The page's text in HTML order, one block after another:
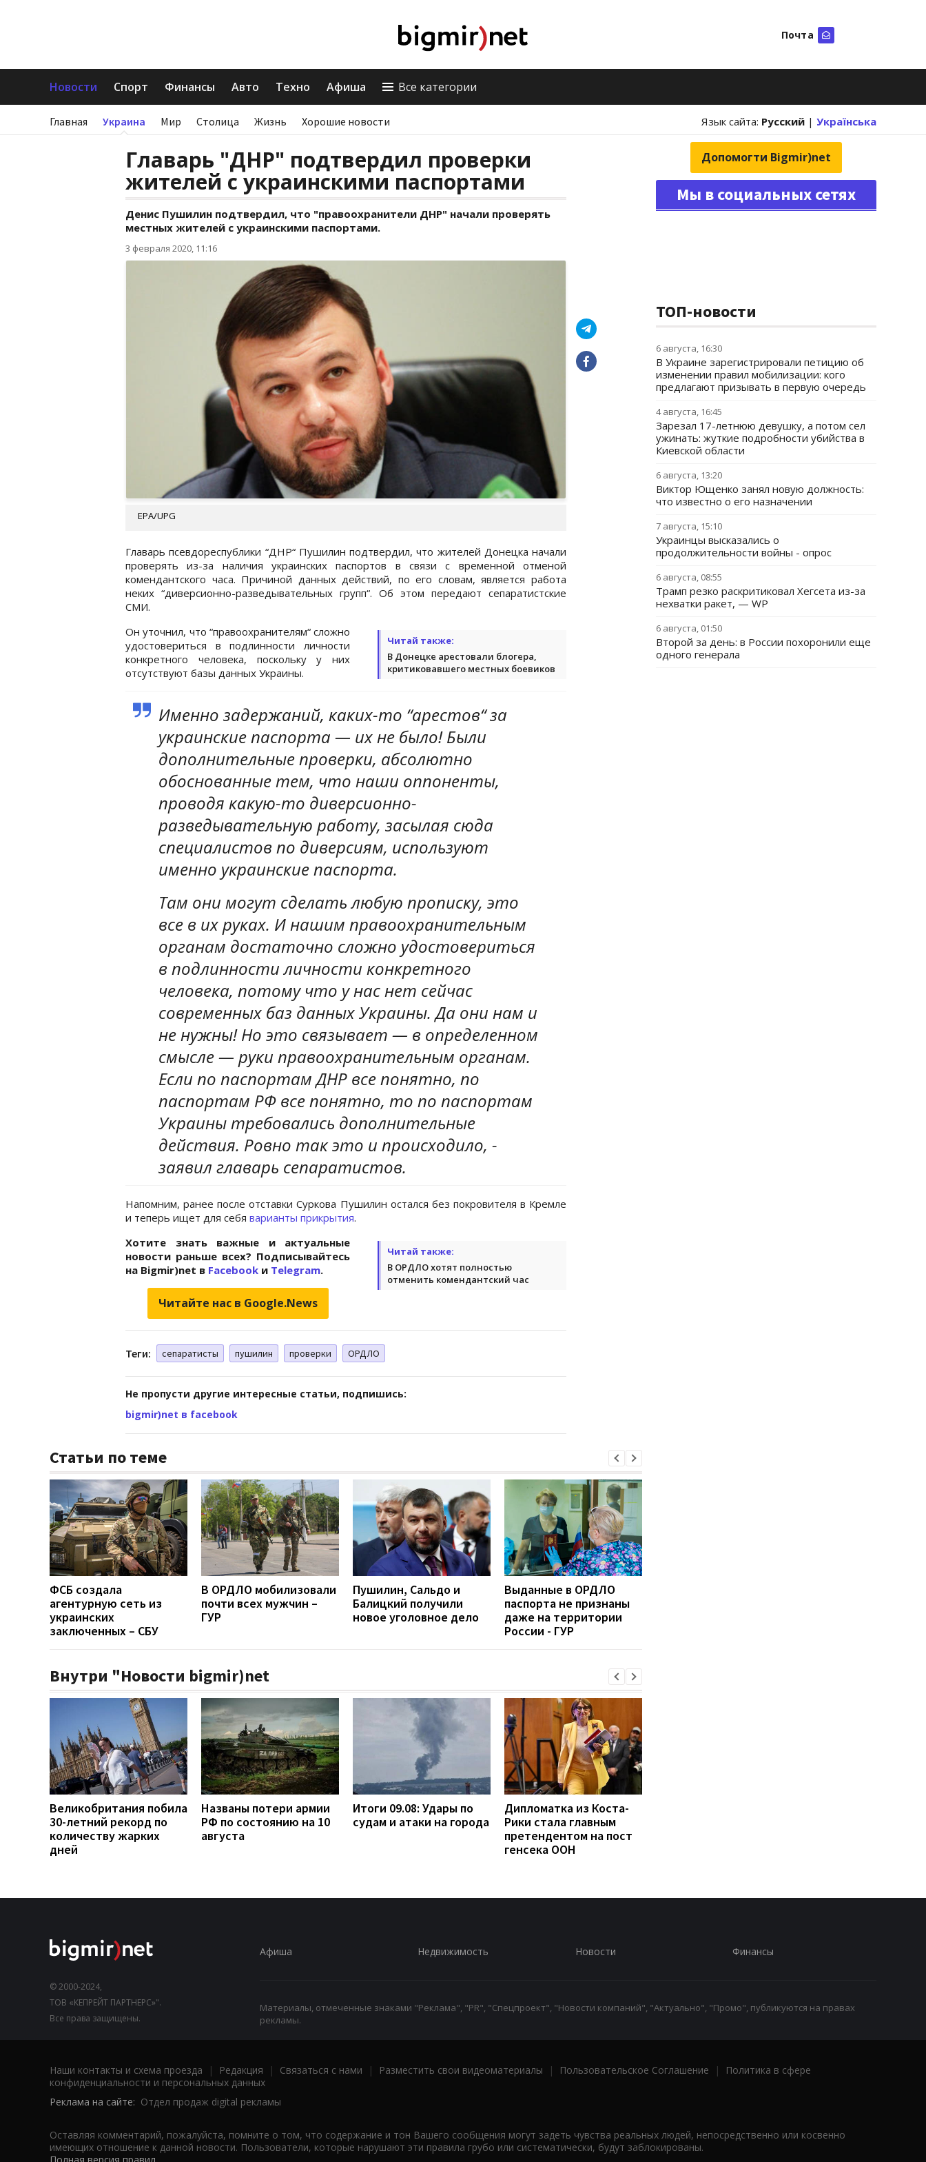
Почта
Новости Спорт Финансы Авто Техно Афиша Все категории
Главная Украина Мир Столица Жизнь Хорошие новости Язык сайта: Русский | Українська
Главарь "ДНР" подтвердил проверки
жителей с украинскими паспортами
Денис Пушилин подтвердил, что "правоохранители ДНР" начали проверять
местных жителей с украинскими паспортами.
3 февраля 2020, 11:16
EPA/UPG
Главарь псевдореспублики “ДНР“ Пушилин подтвердил, что жителей Донецка начали
проверять из-за наличия украинских паспортов в связи с временной отменой
комендантского часа. Причиной данных действий, по его словам, является работа
неких “диверсионно-разведывательных групп“. Об этом передают сепаратистские
СМИ.
Читай также:
В Донецке арестовали блогера,
критиковавшего местных боевиков
Он уточнил, что “правоохранителям“ сложно
удостовериться в подлинности личности
конкретного человека, поскольку у них
отсутствуют базы данных Украины.
Именно задержаний, каких-то “арестов“ за
украинские паспорта — их не было! Были
дополнительные проверки, абсолютно
обоснованные тем, что наши оппоненты,
проводя какую-то диверсионно-
разведывательную работу, засылая сюда
специалистов по диверсиям, используют
именно украинские паспорта.
Там они могут сделать любую прописку, это
все в их руках. И нашим правоохранительным
органам достаточно сложно удостовериться
в подлинности личности конкретного
человека, потому что у нас нет сейчас
современных баз данных Украины. Да они нам и
не нужны! Но это связывает — в определенном
смысле — руки правоохранительным органам.
Если по паспортам ДНР все понятно, по
паспортам РФ все понятно, то по паспортам
Украины требовались дополнительные
действия. Ровно так это и происходило, -
заявил главарь сепаратистов.
Напомним, ранее после отставки Суркова Пушилин остался без покровителя в Кремле
и теперь ищет для себя варианты прикрытия.
Читай также:
В ОРДЛО хотят полностью
отменить комендантский час
Хотите знать важные и актуальные
новости раньше всех? Подписывайтесь
на Bigmir)net в Facebook и Telegram.
Читайте нас в Google.News
Теги: сепаратисты пушилин проверки ОРДЛО
Не пропусти другие интересные статьи, подпишись:
bigmir)net в facebook
Статьи по теме
ФСБ создала
агентурную сеть из
украинских
заключенных – СБУ
В ОРДЛО мобилизовали
почти всех мужчин –
ГУР
Пушилин, Сальдо и
Балицкий получили
новое уголовное дело
Выданные в ОРДЛО
паспорта не признаны
даже на территории
России - ГУР
Внутри "Новости bigmir)net
Великобритания побила
30-летний рекорд по
количеству жарких
дней
Названы потери армии
РФ по состоянию на 10
августа
Итоги 09.08: Удары по
судам и атаки на города
Дипломатка из Коста-
Рики стала главным
претендентом на пост
генсека ООН
Допомогти Bigmir)net
Мы в социальных сетях
ТОП-новости
6 августа, 16:30
В Украине зарегистрировали петицию об
изменении правил мобилизации: кого
предлагают призывать в первую очередь
4 августа, 16:45
Зарезал 17-летнюю девушку, а потом сел
ужинать: жуткие подробности убийства в
Киевской области
6 августа, 13:20
Виктор Ющенко занял новую должность:
что известно о его назначении
7 августа, 15:10
Украинцы высказались о
продолжительности войны - опрос
6 августа, 08:55
Трамп резко раскритиковал Хегсета из-за
нехватки ракет, — WP
6 августа, 01:50
Второй за день: в России похоронили еще
одного генерала
© 2000-2024,
ТОВ «КЕПРЕЙТ ПАРТНЕРС»".
Все права защищены.
Афиша Недвижимость Новости Финансы
Материалы, отмеченные знаками "Реклама", "PR", "Спецпроект", "Новости компаний", "Актуально", "Промо", публикуются на правах
рекламы.
Наши контакты и схема проезда | Редакция | Связаться с нами | Разместить свои видеоматериалы | Пользовательское Соглашение |
Политика в сфере
конфиденциальности и персональных данных
Реклама на сайте: Отдел продаж digital рекламы
Оставляя комментарий, пожалуйста, помните о том, что содержание и тон Вашего сообщения могут задеть чувства реальных людей, непосредственно или косвенно
имеющих отношение к данной новости. Пользователи, которые нарушают эти правила грубо или систематически, будут заблокированы.